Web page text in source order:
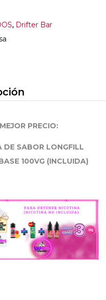
, Drifter Bar
PRECIO:
SABOR LONGFILL
100VG (INCLUIDA)